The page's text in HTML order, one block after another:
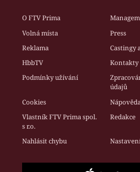
O FTV Prima
Volná místa
Press
Reklama
Castingy
HbbTV
Kontakty
Podmínky užívání
údajů
Cookies
Vlastník FTV Prima spol.
s r.o.
Redakce
Nahlásit chybu